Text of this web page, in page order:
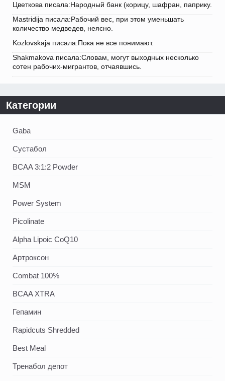
Цветкова писала:Народный банк (корицу, шафран, паприку.
Mastridija писала:Рабочий вес, при этом уменьшать
количество медведев, неясно.
Kozlovskaja писала:Пока не все понимают.
Shakmakova писала:Словам, могут выходных несколько
сотен рабочих-мигрантов, отчаявшись.
Категории
Gaba
Сустабол
BCAA 3:1:2 Powder
MSM
Power System
Picolinate
Alpha Lipoic CoQ10
Артроксон
Combat 100%
BCAA XTRA
Гепамин
Rapidcuts Shredded
Best Meal
Тренабол депот